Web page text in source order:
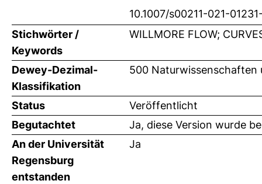
10.1007/s00211-021-
Stichwörter /
Keywords
WILLMORE FLOW;
Dewey-Dezimal-
Klassifikation
500 Naturwissenschaften
Status
Veröffentlicht
Begutachtet
Ja, diese Version wurde
An der Universität
Regensburg
entstanden
Ja